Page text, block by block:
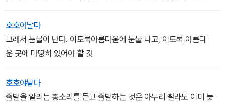
는 게 아니고, 이렇게 자꾸 오는 것이다. 내가 떠나보낸 것도 아닌
데 세월이 갔던 것처럼, 내가 오라 아니 해도 자꾸 오는 것이 옛날 아
니던가. 그것이 서른과 마흔의결정적 차이라 나는 믿는다.
호호야날다
그래서 눈물이 난다. 이토록아름다움에 눈물 나고, 이토록 아름다
운 곳에 마땅히 있어야 할 것
호호야날다
출발을 알리는 총소리를 듣고 출발하는 것은 아무리 빨라도 이미 늦